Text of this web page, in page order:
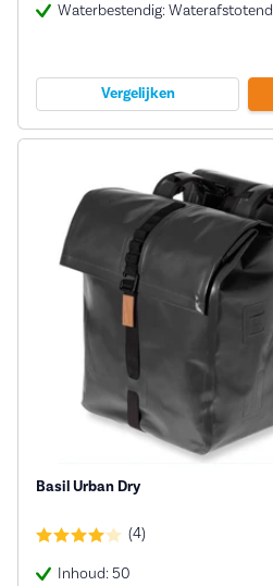
Waterbestendig: Waterafstotend
Vergelijken
Basil Urban Dry
(4)
Inhoud: 50